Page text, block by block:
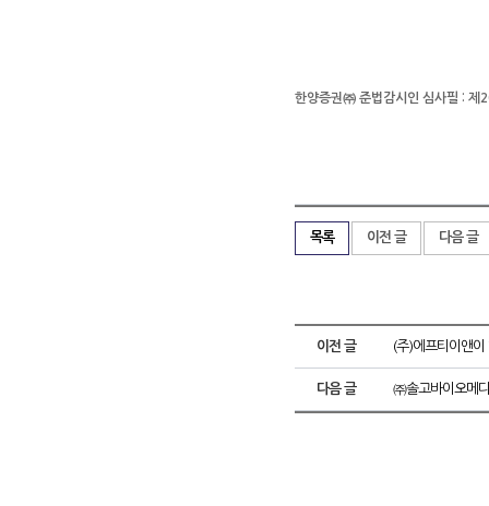
한양증권㈜ 준법감시인 심사필 :
목록 이전 글 다음 글
이전 글 (주)에프티이앤
다음 글 ㈜솔고바이오메